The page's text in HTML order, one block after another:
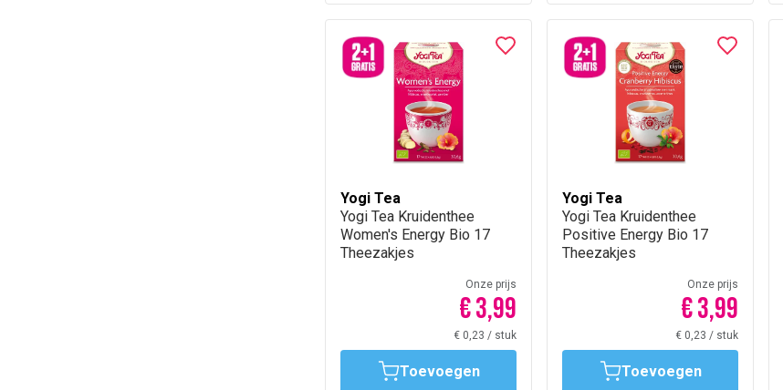
Yogi Tea
Yogi Tea Kruidenthee
Women's Energy Bio 17
Theezakjes
Onze prijs
€ 3,99
€ 0,23 / stuk
Toevoegen
Yogi Tea
Yogi Tea Kruidenthee
Positive Energy Bio 17
Theezakjes
Onze prijs
€ 3,99
€ 0,23 / stuk
Toevoegen